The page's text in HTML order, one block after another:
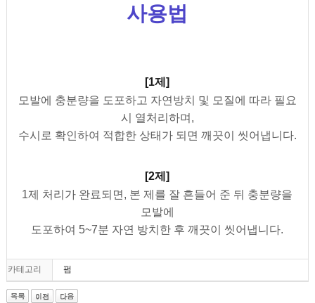
사용법
[1제]
모발에 충분량을 도포하고 자연방치 및 모질에 따라 필요
시 열처리하며,
수시로 확인하여 적합한 상태가 되면 깨끗이 씻어냅니다.
[2제]
1제 처리가 완료되면, 본 제를 잘 흔들어 준 뒤 충분량을
모발에
도포하여 5~7분 자연 방치한 후 깨끗이 씻어냅니다.
카테고리 펌